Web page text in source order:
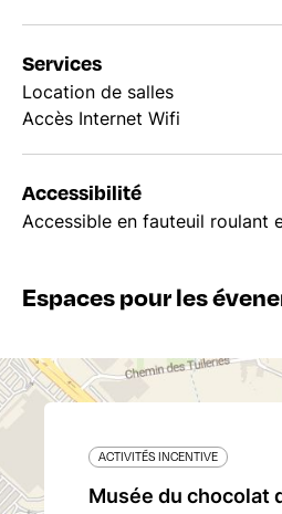
Services
Location de salles
Accès Internet Wifi
Accessibilité
Accessible en fauteuil roulant
Espaces pour les
ACTIVITÉS INCENTIVE
Musée du chocolat